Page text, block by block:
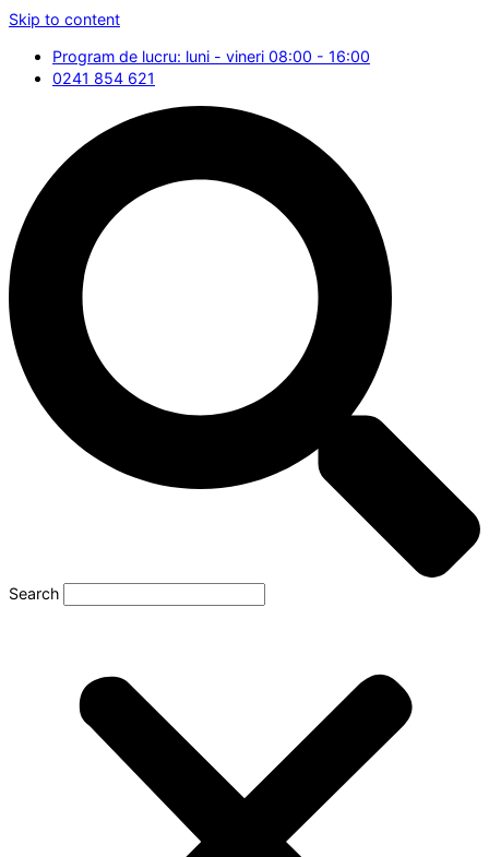
Skip to content
Program de lucru: luni - vineri 08:00 - 16:00
0241 854 621
Search